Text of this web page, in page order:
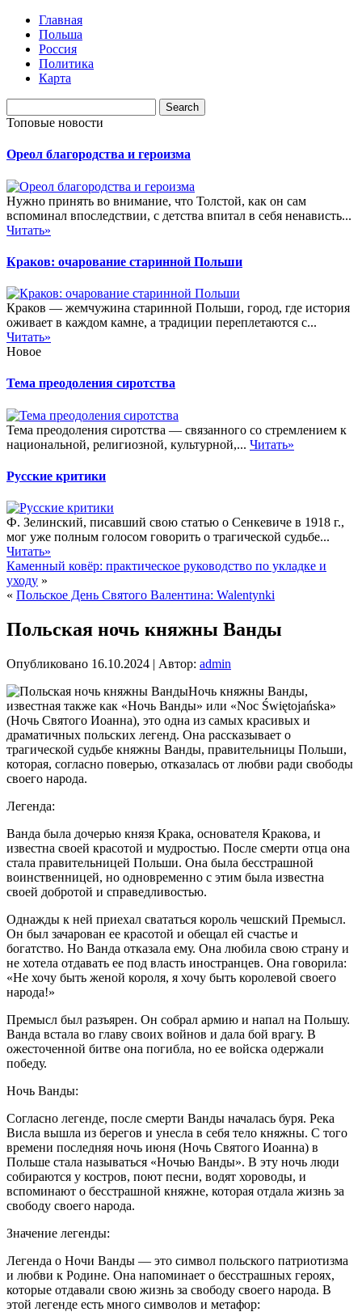
Главная
Польша
Россия
Политика
Карта
Топовые новости
Ореол благородства и героизма
Нужно принять во внимание, что Толстой, как он сам
вспоминал впоследствии, с детства впитал в себя ненависть...
Читать»
Краков: очарование старинной Польши
Краков — жемчужина старинной Польши, город, где история
оживает в каждом камне, а традиции переплетаются с...
Читать»
Новое
Тема преодоления сиротства
Тема преодоления сиротства — связанного со стремлением к
национальной, религиозной, культурной,... Читать»
Русские критики
Ф. Зелинский, писавший свою статью о Сенкевиче в 1918 г.,
мог уже полным голосом говорить о трагической судьбе...
Читать»
Каменный ковёр: практическое руководство по укладке и
уходу »
« Польское День Святого Валентина: Walentynki
Польская ночь княжны Ванды
Опубликовано 16.10.2024 | Автор: admin
Ночь княжны Ванды,
известная также как «Ночь Ванды» или «Noc Świętojańska»
(Ночь Святого Иоанна), это одна из самых красивых и
драматичных польских легенд. Она рассказывает о
трагической судьбе княжны Ванды, правительницы Польши,
которая, согласно поверью, отказалась от любви ради свободы
своего народа.
Легенда:
Ванда была дочерью князя Крака, основателя Кракова, и
известна своей красотой и мудростью. После смерти отца она
стала правительницей Польши. Она была бесстрашной
воинственницей, но одновременно с этим была известна
своей добротой и справедливостью.
Однажды к ней приехал свататься король чешский Премысл.
Он был зачарован ее красотой и обещал ей счастье и
богатство. Но Ванда отказала ему. Она любила свою страну и
не хотела отдавать ее под власть иностранцев. Она говорила:
«Не хочу быть женой короля, я хочу быть королевой своего
народа!»
Премысл был разъярен. Он собрал армию и напал на Польшу.
Ванда встала во главу своих войнов и дала бой врагу. В
ожесточенной битве она погибла, но ее войска одержали
победу.
Ночь Ванды:
Согласно легенде, после смерти Ванды началась буря. Река
Висла вышла из берегов и унесла в себя тело княжны. С того
времени последняя ночь июня (Ночь Святого Иоанна) в
Польше стала называться «Ночью Ванды». В эту ночь люди
собираются у костров, поют песни, водят хороводы, и
вспоминают о бесстрашной княжне, которая отдала жизнь за
свободу своего народа.
Значение легенды:
Легенда о Ночи Ванды — это символ польского патриотизма
и любви к Родине. Она напоминает о бесстрашных героях,
которые отдавали свою жизнь за свободу своего народа. В
этой легенде есть много символов и метафор: